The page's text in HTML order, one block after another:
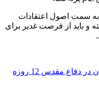
به سمت اصول اعتقادات
و باید از فرصت غدیر برای
مقدس 12 روزه